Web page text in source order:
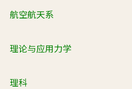
航空航天系
理论与应用力学
理科